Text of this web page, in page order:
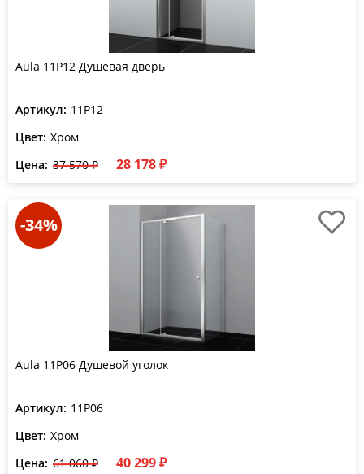
Aula 11P12 Душевая дверь
Артикул: 11P12
Цвет: Хром
Цена: 37 570 ₽ 28 178 ₽
-34%
Aula 11P06 Душевой уголок
Артикул: 11P06
Цвет: Хром
Цена: 61 060 ₽ 40 299 ₽